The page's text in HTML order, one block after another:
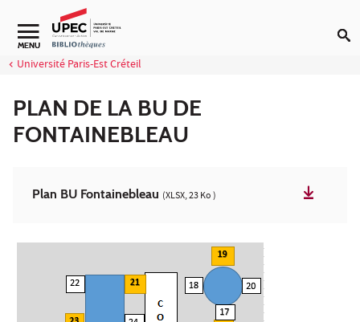
Aller au contenu
Navigation secondaire
MENU
Université Paris-Est Créteil
PLAN DE LA BU DE
FONTAINEBLEAU
Plan BU Fontainebleau (XLSX, 23 Ko )